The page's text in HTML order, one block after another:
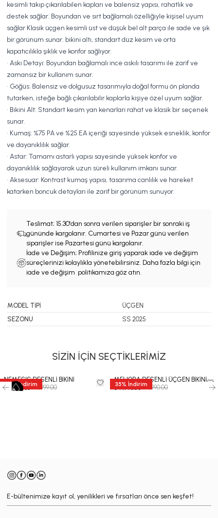
kesimli takıp çıkarılabilen kapları ve balensiz yapısı, rahatlık ve
destek sağlar. Boyundan ve sırt bağlamalı özelliğiyle kişisel uyum
sağlar Klasik üçgen kesimli üst ve düşük bel alt parça ile sade ve şık
bir görünüm sunar. bikini altı, standart düz kesim ve orta
kapatıcılıkla şıklık ve konfor sağlıyor.
• Askı Detayı: Boyundan bağlamalı ince askılı tasarımı ile zarif ve
zamansız bir kullanım sunar.
• Göğüs: Balensiz ve dolgusuz tasarımıyla doğal formu ön planda
tutarken, isteğe bağlı çıkarılabilir kaplarla kişiye özel uyum sağlar.
• Bikini Alt: Standart kesim yan kenarları rahat ve klasik bir seçenek
sunar.
• Kumaş: %75 PA ve %25 EA içeriği sayesinde yüksek esneklik, konfor
ve dayanıklılık sağlar.
• Astar: Tamamı astarlı yapısı sayesinde yüksek konfor ve
dayanıklılık sağlayarak uzun süreli kullanım imkanı sunar.
• Aksesuar: Kontrast kumaş yapısı, tasarıma canlılık ve hareket
katarken boncuk detayları ile zarif bir görünüm sunuyor.
Teslimat; 15.30'dan sonra verilen siparişler bir sonraki iş
gününde kargolanır. Cumartesi ve Pazar günü verilen
siparişler ise Pazartesi günü kargolanır.
İade ve Değişim; Profilinize giriş yaparak iade ve değişim
süreçlerinizi kolaylıkla yönetebilirsiniz. Daha fazla bilgi için
iade ve değişim politikamıza göz atın.
MODEL TİPİ
ÜÇGEN
SEZONU
SS 2025
SİZİN İÇİN SEÇTİKLERİMİZ
35 %İndirim
NEMESIS DESENLİ BİKİNİ
₺ 7,799.35 ₺ 11,999.00 35% İndirim
MELIORA DESENLİ ÜÇGEN BİKİNİ
₺ 7,793.50₺ 11,990.00
E-bültenimize kayıt ol, yenilikleri ve fırsatları önce sen keşfet!